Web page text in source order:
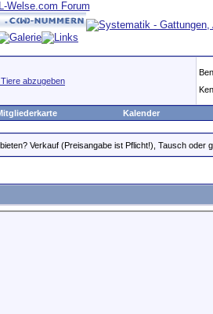
abzugeben
Kalender
Verkauf (Preisangabe ist Pflicht!), Tausch oder